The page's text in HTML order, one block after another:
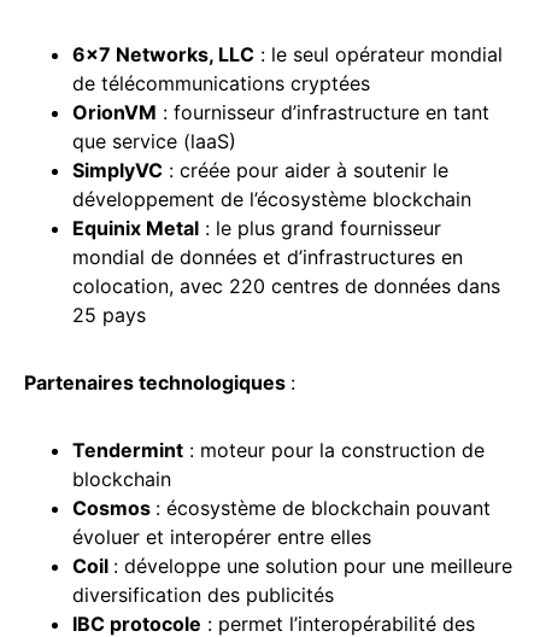
6×7 Networks, LLC : le seul opérateur mondial
de télécommunications cryptées
OrionVM : fournisseur d’infrastructure en tant
que service (laaS)
SimplyVC : créée pour aider à soutenir le
développement de l’écosystème blockchain
Equinix Metal : le plus grand fournisseur
mondial de données et d’infrastructures en
colocation, avec 220 centres de données dans
25 pays
Partenaires technologiques :
Tendermint : moteur pour la construction de
blockchain
Cosmos : écosystème de blockchain pouvant
évoluer et interopérer entre elles
Coil : développe une solution pour une meilleure
diversification des publicités
IBC protocole : permet l’interopérabilité des